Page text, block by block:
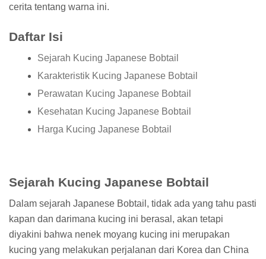
cerita tentang warna ini.
Daftar Isi
Sejarah Kucing Japanese Bobtail
Karakteristik Kucing Japanese Bobtail
Perawatan Kucing Japanese Bobtail
Kesehatan Kucing Japanese Bobtail
Harga Kucing Japanese Bobtail
Sejarah Kucing Japanese Bobtail
Dalam sejarah Japanese Bobtail, tidak ada yang tahu pasti
kapan dan darimana kucing ini berasal, akan tetapi
diyakini bahwa nenek moyang kucing ini merupakan
kucing yang melakukan perjalanan dari Korea dan China